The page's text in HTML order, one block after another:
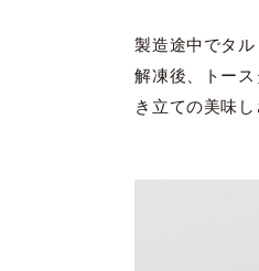
製造途中でタ
解凍後、トー
き立ての美味し